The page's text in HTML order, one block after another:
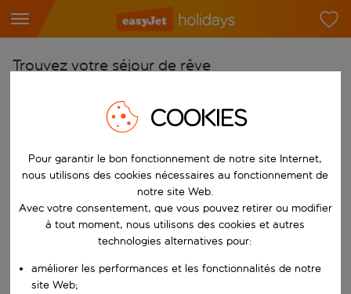
Trouvez votre séjour de rêve
Choisissez votre aéroport
Commencez à taper pour la saisie automatique. Lorsque les
Choisissez votre destination
Vers
Choisissez vos dates
Quand
COOKIES
Pour garantir le bon fonctionnement de notre site Internet,
nous utilisons des cookies nécessaires au fonctionnement de
notre site Web.
Avec votre consentement, que vous pouvez retirer ou modifier
à tout moment, nous utilisons des cookies et autres
technologies alternatives pour:
améliorer les performances et les fonctionnalités de notre
site Web;